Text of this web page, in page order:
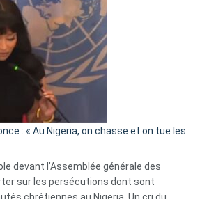
Tegnér
exulte
:
« Zemmour
a
tout
parle
ses
tripes »
: « Au Nigeria, on chasse et on tue les
devant l’Assemblée générale des
sur les persécutions dont sont